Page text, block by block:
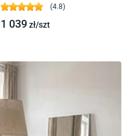
(4.8)
1 039zł/szt